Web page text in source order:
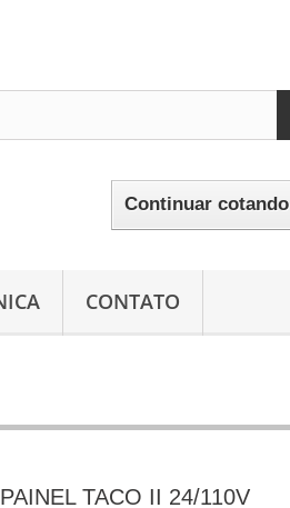
Continuar cotando
CONTATO
PAINEL TACO II 24/110V